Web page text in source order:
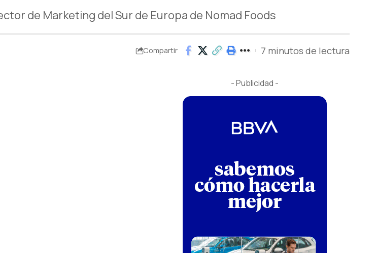
de Marketing del Sur de Europa de Nomad Foods
Compartir 7 minutos de lectura
- Publicidad -